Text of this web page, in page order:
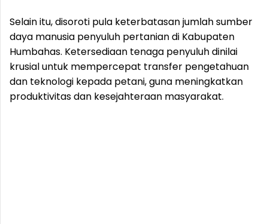
Selain itu, disoroti pula keterbatasan jumlah sumber
daya manusia penyuluh pertanian di Kabupaten
Humbahas. Ketersediaan tenaga penyuluh dinilai
krusial untuk mempercepat transfer pengetahuan
dan teknologi kepada petani, guna meningkatkan
produktivitas dan kesejahteraan masyarakat.